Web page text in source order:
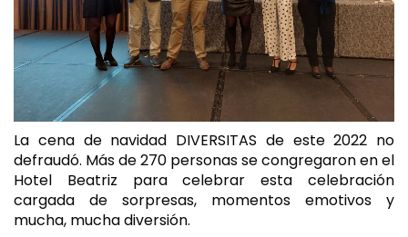
La cena de navidad DIVERSITAS de este 2022 no
defraudó. Más de 270 personas se congregaron en el
Hotel Beatriz para celebrar esta celebración
cargada de sorpresas, momentos emotivos y
mucha, mucha diversión.